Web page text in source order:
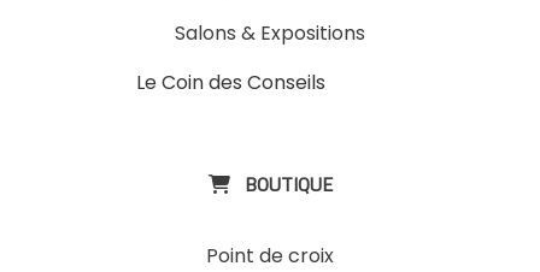
Salons & Expositions
Le Coin des Conseils
 BOUTIQUE
Point de croix